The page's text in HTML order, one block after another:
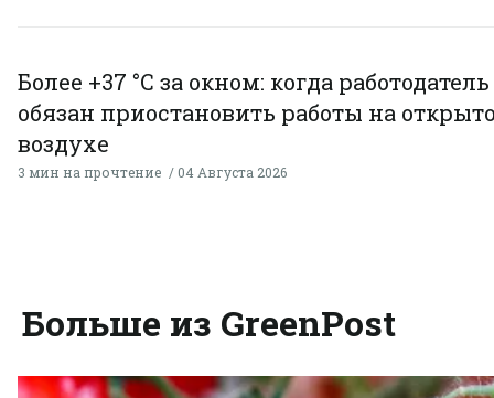
Более +37 °C за окном: когда работодатель
обязан приостановить работы на
воздухе
3 мин на прочтение 04 Августа 2026
Больше из GreenPost